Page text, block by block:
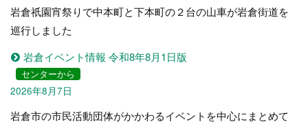
岩倉祇園宵祭りで中本町と下本町の２台の山車が岩倉街道を
巡行しました
岩倉イベント情報 令和8年8月1日版
センターから
2026年8月7日
岩倉市の市民活動団体がかかわるイベントを中心にまとめて